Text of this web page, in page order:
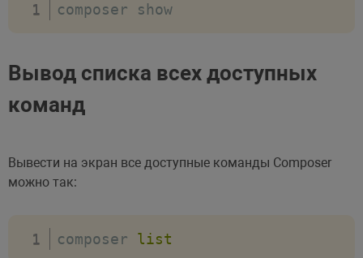
composer show
Вывод списка всех доступных
команд
Вывести на экран все доступные команды Composer
можно так:
composer list